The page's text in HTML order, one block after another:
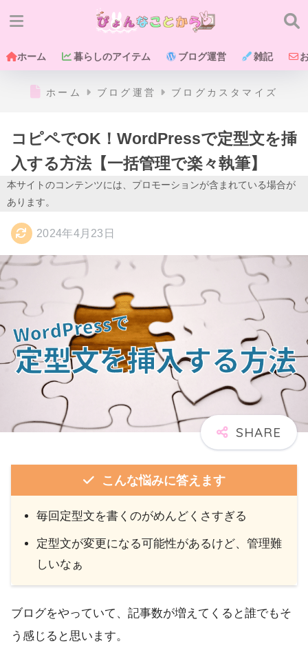
ホーム 暮らしのアイテム ブログ運営 雑記
ホーム ブログ運営 ブログカスタマイズ
コピペでOK！WordPressで定型文を挿
入する方法【一括管理で楽々執筆】
本サイトのコンテンツには、プロモーションが含まれている場合が
あります。
2024年4月23日
こんな悩みに答えます
毎回定型文を書くのがめんどくさすぎる
定型文が変更になる可能性があるけど、管理難
しいなぁ
ブログをやっていて、記事数が増えてくると誰でもそ
う感じると思います。